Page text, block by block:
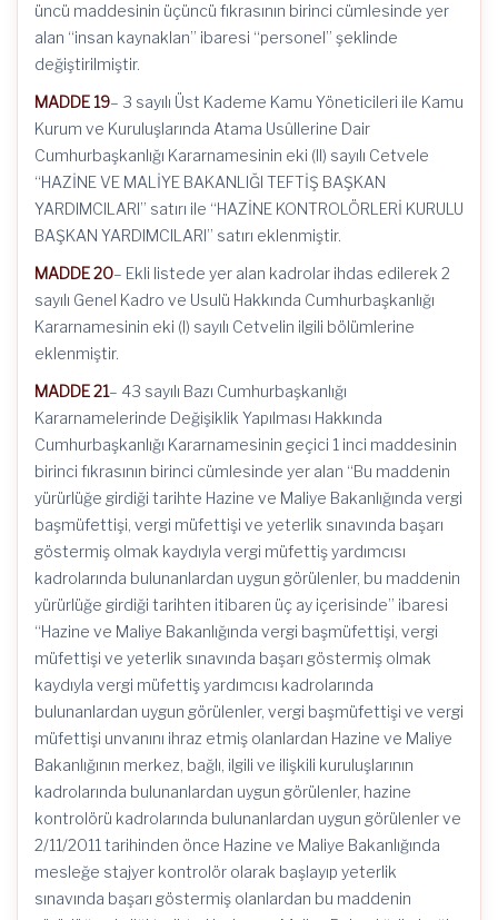
üncü maddesinin üçüncü fıkrasının birinci cümlesinde yer
alan “insan kaynaklan” ibaresi “personel” şeklinde
değiştirilmiştir.
MADDE 19– 3 sayılı Üst Kademe Kamu Yöneticileri ile Kamu
Kurum ve Kuruluşlarında Atama Usûllerine Dair
Cumhurbaşkanlığı Kararnamesinin eki (II) sayılı Cetvele
“HAZİNE VE MALİYE BAKANLIĞI TEFTİŞ BAŞKAN
YARDIMCILARI” satırı ile “HAZİNE KONTROLÖRLERİ KURULU
BAŞKAN YARDIMCILARI” satırı eklenmiştir.
MADDE 20– Ekli listede yer alan kadrolar ihdas edilerek 2
sayılı Genel Kadro ve Usulü Hakkında Cumhurbaşkanlığı
Kararnamesinin eki (I) sayılı Cetvelin ilgili bölümlerine
eklenmiştir.
MADDE 21– 43 sayılı Bazı Cumhurbaşkanlığı
Kararnamelerinde Değişiklik Yapılması Hakkında
Cumhurbaşkanlığı Kararnamesinin geçici 1 inci maddesinin
birinci fıkrasının birinci cümlesinde yer alan “Bu maddenin
yürürlüğe girdiği tarihte Hazine ve Maliye Bakanlığında vergi
başmüfettişi, vergi müfettişi ve yeterlik sınavında başarı
göstermiş olmak kaydıyla vergi müfettiş yardımcısı
kadrolarında bulunanlardan uygun görülenler, bu maddenin
yürürlüğe girdiği tarihten itibaren üç ay içerisinde” ibaresi
“Hazine ve Maliye Bakanlığında vergi başmüfettişi, vergi
müfettişi ve yeterlik sınavında başarı göstermiş olmak
kaydıyla vergi müfettiş yardımcısı kadrolarında
bulunanlardan uygun görülenler, vergi başmüfettişi ve vergi
müfettişi unvanını ihraz etmiş olanlardan Hazine ve Maliye
Bakanlığının merkez, bağlı, ilgili ve ilişkili kuruluşlarının
kadrolarında bulunanlardan uygun görülenler, hazine
kontrolörü kadrolarında bulunanlardan uygun görülenler ve
2/11/2011 tarihinden önce Hazine ve Maliye Bakanlığında
mesleğe stajyer kontrolör olarak başlayıp yeterlik
sınavında başarı göstermiş olanlardan bu maddenin